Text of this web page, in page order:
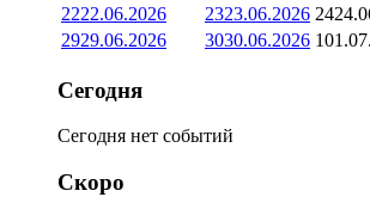
2222.06.2026 2323.06.2026 24
2929.06.2026 3030.06.2026 1
Сегодня
Сегодня нет событий
Скоро